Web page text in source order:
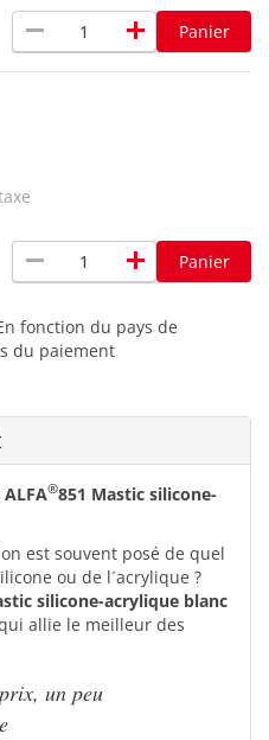
remove add Panier
remove add Panier
fonction du pays de
du paiement
ALFA®851 Mastic silicone-
est souvent posé de quel
ou de l´acrylique ?
silicone-acrylique blanc
allie le meilleur des
un peu